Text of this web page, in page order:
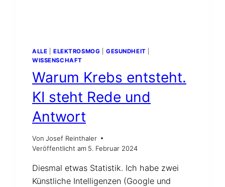
ALLE ELEKTROSMOG GESUNDHEIT
WISSENSCHAFT
Warum Krebs entsteht.
KI steht Rede und
Antwort
Von Josef Reinthaler
Veröffentlicht am 5. Februar 2024
Diesmal etwas Statistik. Ich habe zwei
Künstliche Intelligenzen (Google und